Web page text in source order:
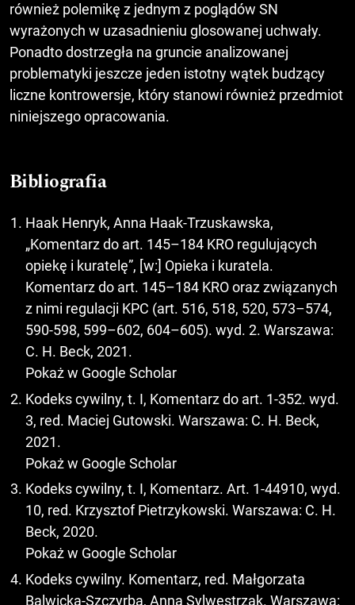
również polemikę z jednym z poglądów SN
wyrażonych w uzasadnieniu glosowanej uchwały.
Ponadto dostrzegła na gruncie analizowanej
problematyki jeszcze jeden istotny wątek budzący
liczne kontrowersje, który stanowi również przedmiot
niniejszego opracowania.
Bibliografia
Haak Henryk, Anna Haak-Trzuskawska,
„Komentarz do art. 145–184 KRO regulujących
opiekę i kuratelę”, [w:] Opieka i kuratela.
Komentarz do art. 145–184 KRO oraz związanych
z nimi regulacji KPC (art. 516, 518, 520, 573–574,
590-598, 599–602, 604–605). wyd. 2. Warszawa:
C. H. Beck, 2021.
Pokaż w Google Scholar
Kodeks cywilny, t. I, Komentarz do art. 1-352. wyd.
3, red. Maciej Gutowski. Warszawa: C. H. Beck,
2021.
Pokaż w Google Scholar
Kodeks cywilny, t. I, Komentarz. Art. 1-44910, wyd.
10, red. Krzysztof Pietrzykowski. Warszawa: C. H.
Beck, 2020.
Pokaż w Google Scholar
Kodeks cywilny. Komentarz, red. Małgorzata
Balwicka-Szczyrba, Anna Sylwestrzak. Warszawa: